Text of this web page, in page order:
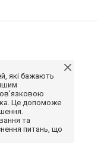
які бажають
Це допоможе
та
питань, що